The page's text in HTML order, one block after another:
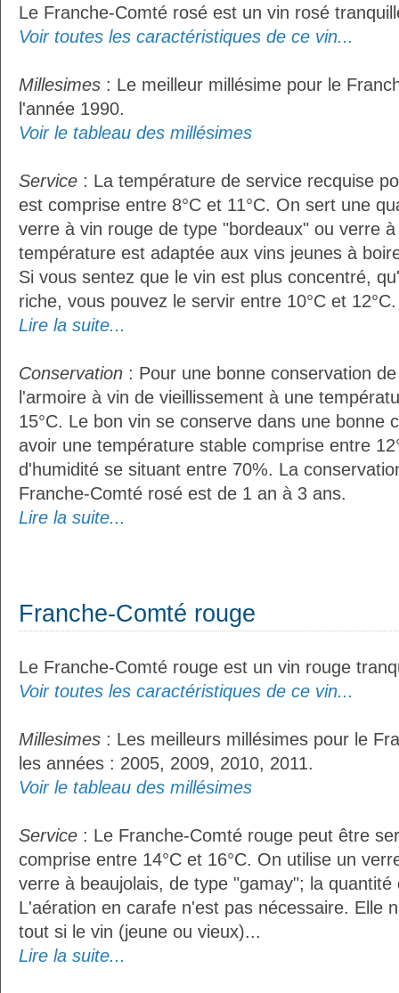
Le Franche-Comté rosé est un vin rosé
Voir toutes les caractéristiques de ce vin...
Millesimes : Le meilleur millésime pour le
l'année 1990.
Voir le tableau des millésimes
Service : La température de service recquise
est comprise entre 8°C et 11°C. On sert une
verre à vin rouge de type "bordeaux" ou verre
température est adaptée aux vins jeunes à
Si vous sentez que le vin est plus concentré,
riche, vous pouvez le servir entre 10°C et
Lire la suite...
Conservation : Pour une bonne conservation
l'armoire à vin de vieillissement à une
15°C. Le bon vin se conserve dans une bonne
avoir une température stable comprise entre
d'humidité se situant entre 70%. La
Franche-Comté rosé est de 1 an à 3 ans.
Lire la suite...
Franche-Comté rouge
Le Franche-Comté rouge est un vin rouge
Voir toutes les caractéristiques de ce vin...
Millesimes : Les meilleurs millésimes pour le
les années : 2005, 2009, 2010, 2011.
Voir le tableau des millésimes
Service : Le Franche-Comté rouge peut être
comprise entre 14°C et 16°C. On utilise un
verre à beaujolais, de type "gamay"; la
L'aération en carafe n'est pas nécessaire. Elle
tout si le vin (jeune ou vieux)...
Lire la suite...